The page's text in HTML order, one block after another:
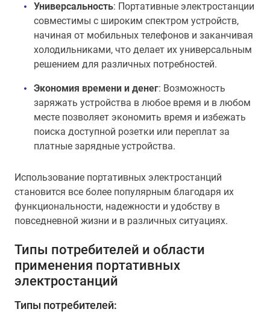
Универсальность: Портативные электростанции
совместимы с широким спектром устройств,
начиная от мобильных телефонов и заканчивая
холодильниками, что делает их универсальным
решением для различных потребностей.
Экономия времени и денег: Возможность
заряжать устройства в любое время и в любом
месте позволяет экономить время и избежать
поиска доступной розетки или переплат за
платные зарядные устройства.
Использование портативных электростанций
становится все более популярным благодаря их
функциональности, надежности и удобству в
повседневной жизни и в различных ситуациях.
Типы потребителей и области
применения портативных
электростанций
Типы потребителей: